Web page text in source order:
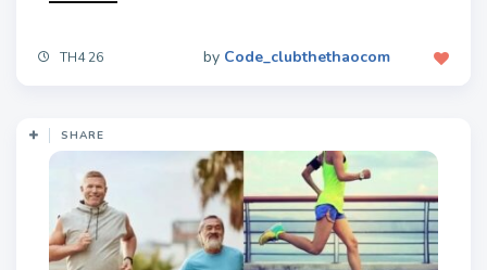
TH4 26 by Code_clubthethaocom
SHARE